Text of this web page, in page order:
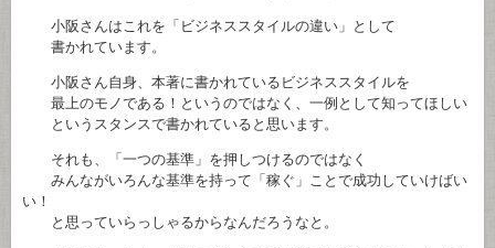
小阪さんはこれを「ビジネススタイルの違い」として
書かれています。
小阪さん自身、本著に書かれているビジネススタイルを
最上のモノである！というのではなく、一例として知ってほしい
というスタンスで書かれていると思います。
それも、「一つの基準」を押しつけるのではなく
みんながいろんな基準を持って「稼ぐ」ことで成功していけばい
い！
と思っていらっしゃるからなんだろうなと。